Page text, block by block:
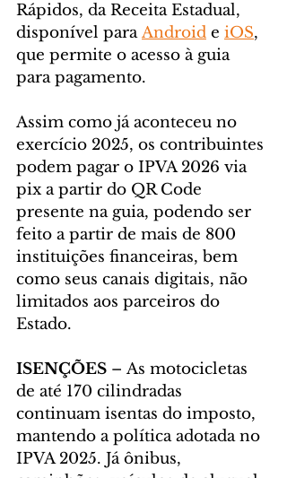
Rápidos, da Receita Estadual,
disponível para Android e iOS,
que permite o acesso à guia
para pagamento.
Assim como já aconteceu no
exercício 2025, os contribuintes
podem pagar o IPVA 2026 via
pix a partir do QR Code
presente na guia, podendo ser
feito a partir de mais de 800
instituições financeiras, bem
como seus canais digitais, não
limitados aos parceiros do
Estado.
ISENÇÕES – As motocicletas
de até 170 cilindradas
continuam isentas do imposto,
mantendo a política adotada no
IPVA 2025. Já ônibus,